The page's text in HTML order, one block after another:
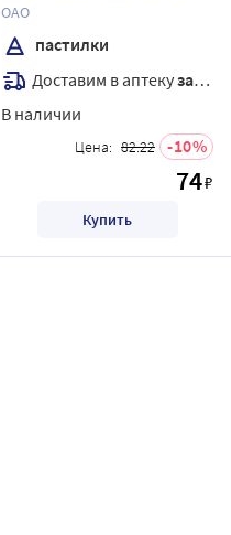
ОАО
пастилки
Доставим в аптекузавтра
В наличии
Цена: 82.22 10
74₽
Купить